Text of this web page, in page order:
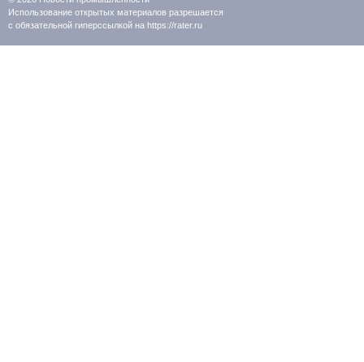
Использование открытых материалов разрешается
с обязательной гиперссылкой на https://rater.ru